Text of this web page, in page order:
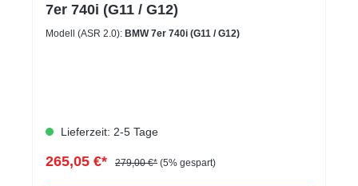
18.32.8.631.625 & 18.32.7.643.152Hinweis
Montage:** Der Preis für die Montage wird individuell
auf Ihr Fahrzeug berechnet und wird daher weder
7er 740i (G11 / G12)
Modell (ASR 2.0): BMW 7er 740i (G11 / G12)
Lieferzeit: 2-5 Tage
265,05 €* 279,00 €* (5% gespart)